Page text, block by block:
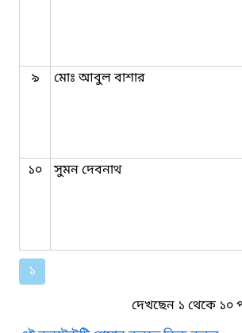
৯ মোঃ আবুল বাশার
১০ সুমন দেবনাথ
১
দেখছেন ১ থেকে ১০